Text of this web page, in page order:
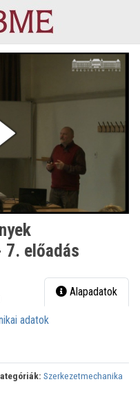
kihagyása
7. előadás
Alapadatok
adatok
Szerkezetmechanika